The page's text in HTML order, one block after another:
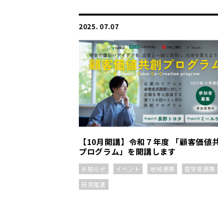
2025. 07.07
【10月開講】令和７年度 「顧客価値
プログラム」を開講します
お知らせ イベント 地域連携
産学官連携
研究推進